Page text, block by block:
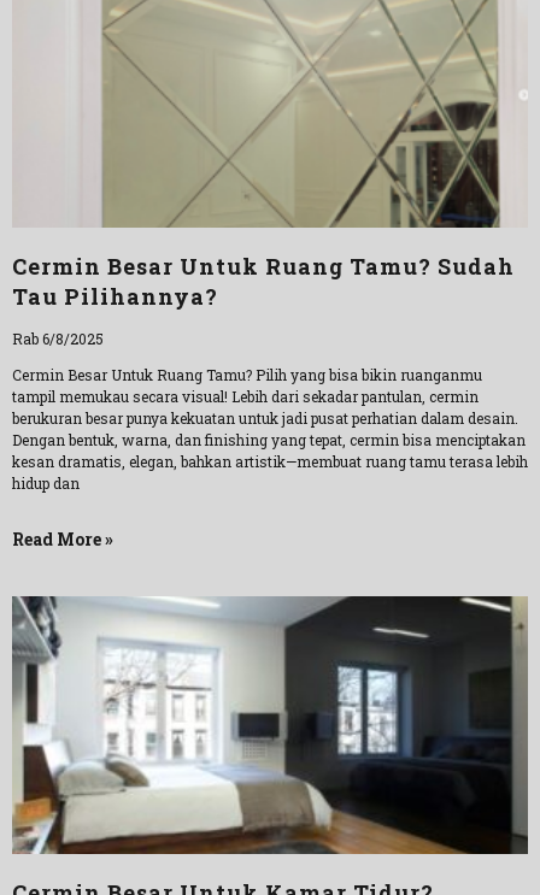
Cermin Besar Untuk Ruang Tamu? Sudah
Tau Pilihannya?
Rab 6/8/2025
Cermin Besar Untuk Ruang Tamu? Pilih yang bisa bikin ruanganmu
tampil memukau secara visual! Lebih dari sekadar pantulan, cermin
berukuran besar punya kekuatan untuk jadi pusat perhatian dalam desain.
Dengan bentuk, warna, dan finishing yang tepat, cermin bisa menciptakan
kesan dramatis, elegan, bahkan artistik—membuat ruang tamu terasa lebih
hidup dan
Read More »